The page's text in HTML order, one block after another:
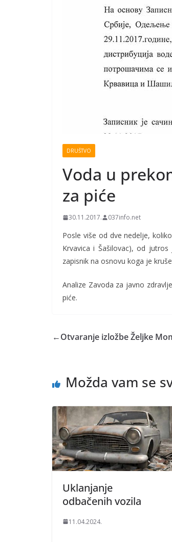
DRUŠTVO
Voda u
za piće
30.11.2017. 037info.net
Posle više od dve nedelje,
Krvavica i Šašilovac), od
zapisnik na osnovu koga je
Analize Zavoda za javno
piće.
←Otvaranje izložbe Željke
Možda vam se
Uklanjanje
odbačenih vozila
11.04.2024.